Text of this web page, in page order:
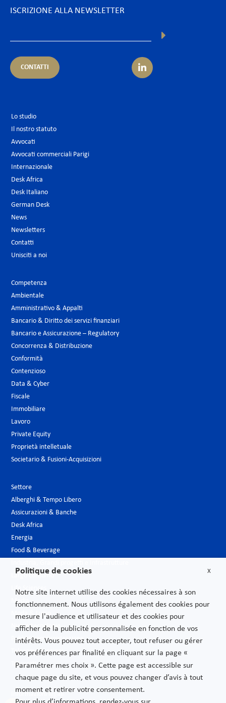
ISCRIZIONE ALLA NEWSLETTER
CONTATTI
Lo studio
Il nostro statuto
Avvocati
Avvocati commerciali Parigi
Internazionale
Desk Africa
Desk Italiano
German Desk
News
Newsletters
Contatti
Unisciti a noi
Competenza
Ambientale
Amministrativo & Appalti
Bancario & Diritto dei servizi finanziari
Bancario e Assicurazione – Regulatory
Concorrenza & Distribuzione
Conformità
Contenzioso
Data & Cyber
Fiscale
Immobiliare
Lavoro
Private Equity
Proprietà intelletuale
Societario & Fusioni-Acquisizioni
Settore
Alberghi & Tempo Libero
Assicurazioni & Banche
Desk Africa
Energia
Food & Beverage
Largo consumo
Life Sciences
Media
Moda & Lusso
Nuove tecnologie
Pubblica amministrazione
Telecomunicazioni
Trasporti
Informazioni legali
X
Politique de cookies
Notre site internet utilise des cookies nécessaires à son
fonctionnement. Nous utilisons également des cookies pour
mesure l'audience et utilisateur et des cookies pour
afficher de la publicité personnalisée en fonction de vos
intérêts. Vous pouvez tout accepter, tout refuser ou gérer
vos préférences par finalité en cliquant sur la page «
Paramétrer mes choix ». Cette page est accessible sur
chaque page du site, et vous pouvez changer d’avis à tout
moment et retirer votre consentement.